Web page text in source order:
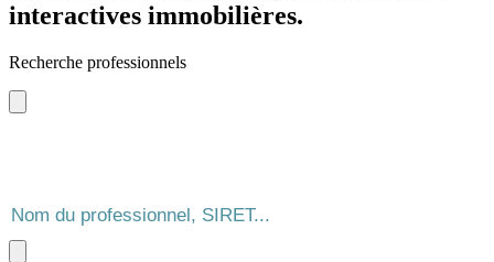
interactives immobilières.
Recherche professionnels